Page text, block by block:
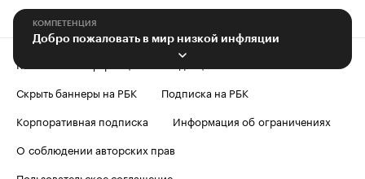
КОМПЕТЕНЦИЯ
Добро пожаловать в мир низкой инфляции
Контактная информация
Скрыть баннеры на РБК
Подписка на РБК
Корпоративная подписка
Информация об ограничениях
О соблюдении авторских прав